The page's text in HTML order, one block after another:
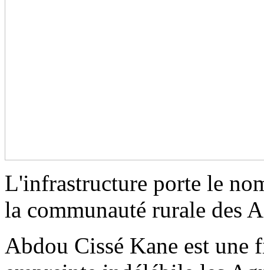
L'infrastructure porte le
la communauté rurale des
Abdou Cissé Kane est une